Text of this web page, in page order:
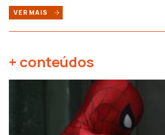
VER MAIS
+ conteúdos